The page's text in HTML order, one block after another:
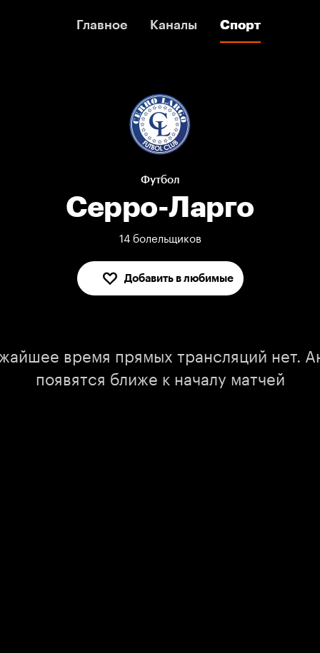
Главное Каналы Спорт
Главное Каналы Спорт
Футбол
Серро-Ларго
14 болельщиков
Добавить в любимые
В любимых
время прямых трансляций нет.
появятся ближе к началу матчей